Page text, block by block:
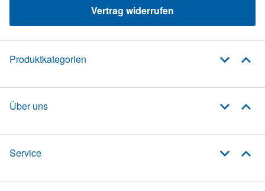
Vertrag widerrufen
Produktkategorien
Über uns
Service